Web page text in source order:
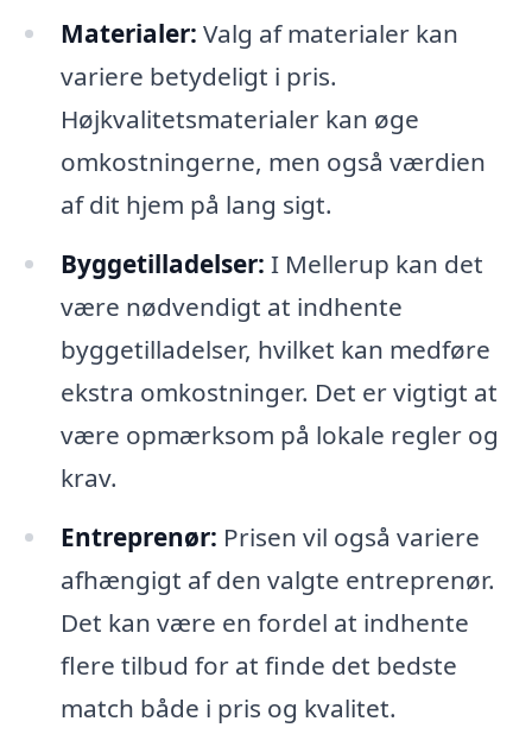
Materialer: Valg af materialer kan
variere betydeligt i pris.
Højkvalitetsmaterialer kan øge
omkostningerne, men også værdien
af dit hjem på lang sigt.
Byggetilladelser: I Mellerup kan det
være nødvendigt at indhente
byggetilladelser, hvilket kan medføre
ekstra omkostninger. Det er vigtigt at
være opmærksom på lokale regler og
krav.
Entreprenør: Prisen vil også variere
afhængigt af den valgte entreprenør.
Det kan være en fordel at indhente
flere tilbud for at finde det bedste
match både i pris og kvalitet.